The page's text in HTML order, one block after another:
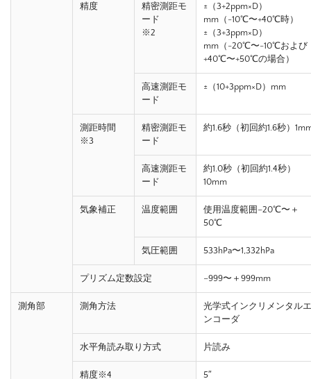
精度
精密測距モ
ード
※2
±（3+2ppm×D）
mm（-10℃〜+40℃時）
±（3+3ppm×D）
mm（-20℃〜-10℃および
+40℃〜+50℃の場合）
高速測距モ
ード
±（10+3ppm×D）mm
測距時間
※3
精密測距モ
ード
約1.6秒（初回約1.6秒）
高速測距モ
ード
約1.0秒（初回約1.4秒）
10mm
気象補正 温度範囲
使用温度範囲−20℃〜＋
50℃
気圧範囲 533hPa〜1,332hPa
プリズム定数設定 −999〜＋999mm
測角部 測角方法
光学式インクリメンタルエ
ンコーダ
水平角読み取り方式 片読み
精度※4 5″